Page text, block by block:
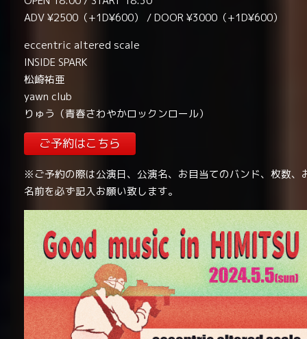
ADV ¥2500（+1D¥600） / DOOR ¥3000（+1D¥600）
eccentric altered scale
INSIDE SPARK
松崎祐亜
yawn club
りゅう（青春さわやかロックンロール）
ご予約はこちら
※ご予約の際は公演日、公演名、お目当てのバンド、枚数、
名前を必ず記入お願い致します。